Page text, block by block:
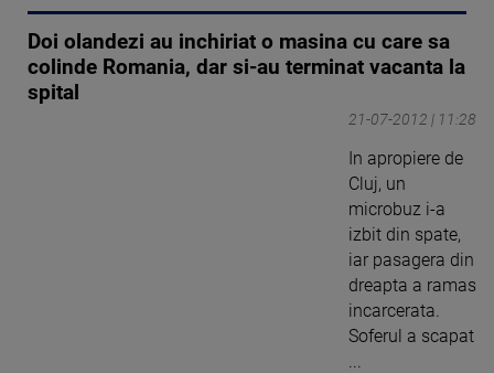
Doi olandezi au inchiriat o masina cu care sa
colinde Romania, dar si-au terminat vacanta la
spital
21-07-2012 | 11:28
In apropiere de
Cluj, un
microbuz i-a
izbit din spate,
iar pasagera din
dreapta a ramas
incarcerata.
Soferul a scapat
...